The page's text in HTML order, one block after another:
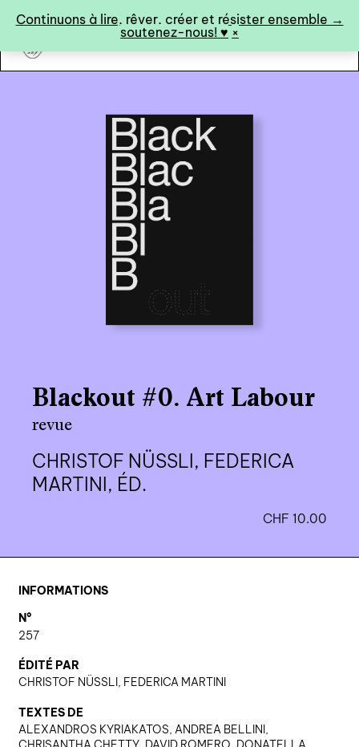
Continuons à lire, rêver, créer et résister ensemble →
soutenez-nous! ♥︎ ×
art&fiction
catalogue ↓
catalogue complet
éditions de tête
programmes semestriels
artistes en résidence
lectures performées
qui sommes-nous? ↓
engagement durable
Blackout #0. Art Labour
revue
CHRISTOF NÜSSLI, FEDERICA
MARTINI, ÉD.
CHF 10.00
INFORMATIONS
N°
257
ÉDITÉ PAR
CHRISTOF NÜSSLI, FEDERICA MARTINI
TEXTES DE
ALEXANDROS KYRIAKATOS, ANDREA BELLINI,